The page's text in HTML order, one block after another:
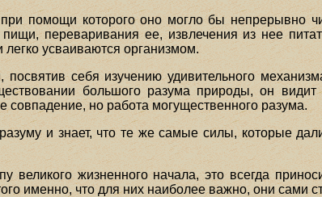
помощи которого оно могло бы непрерывно
переваривания ее, извлечения из нее
легко усваиваются организмом.
себя изучению удивительного
большого разума природы, он
совпадение, но работа могущественного разума.
и знает, что те же самые силы, которые
великого жизненного начала, это всегда
именно, что для них наиболее важно, они сами